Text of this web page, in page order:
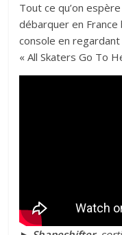
Tout ce qu’on
débarquer en
console en
« All Skaters Go To